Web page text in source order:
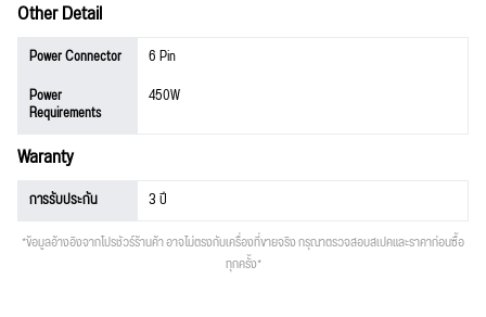
Other Detail
Power Connector
6 Pin
Power
Requirements
450W
Waranty
การรับประกัน 3 ปี
*ข้อมูลอ้างอิงจากโปรชัวร์ร้านค้า อาจไม่ตรงกับเครื่องที่ขายจริง กรุณาตรวจสอบสเปคและราคาก่อนซื้อ
ทุกครั้ง*